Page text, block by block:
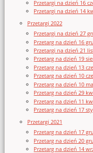
Przetargi na dzień 16
Przetargi na dzień 14
Przetargi 2022
Przetargi na dzień 27
Przetarg na dzień 16
Przetargi na dzień 21
Przetarg na dzień 19
Przetarg na dzień 13
Przetarg na dzień 10
Przetarg na dzień 10
Przetarg na dzień 29
Przetarg na dzień 11
Przetarg na dzień 17
Przetargi 2021
Przetarg na dzień 17
Przetarg na dzień 20
Przetarg na dzień 14